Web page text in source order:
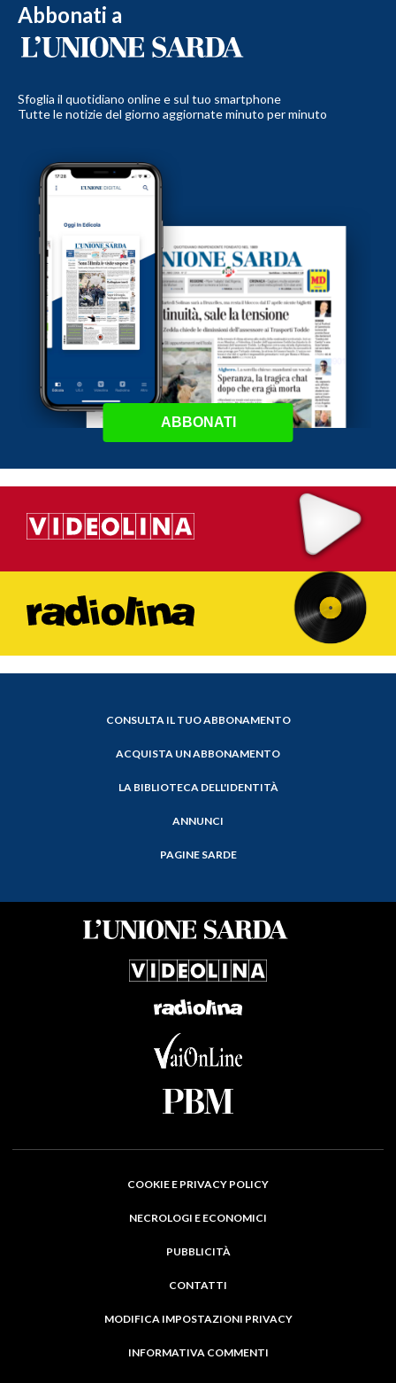
Abbonati a
Sfoglia il quotidiano online e sul tuo smartphone
Tutte le notizie del giorno aggiornate minuto per minuto
ABBONATI
CONSULTA IL TUO ABBONAMENTO
ACQUISTA UN ABBONAMENTO
LA BIBLIOTECA DELL'IDENTITÀ
ANNUNCI
PAGINE SARDE
COOKIE E PRIVACY POLICY
NECROLOGI E ECONOMICI
PUBBLICITÀ
CONTATTI
MODIFICA IMPOSTAZIONI PRIVACY
INFORMATIVA COMMENTI